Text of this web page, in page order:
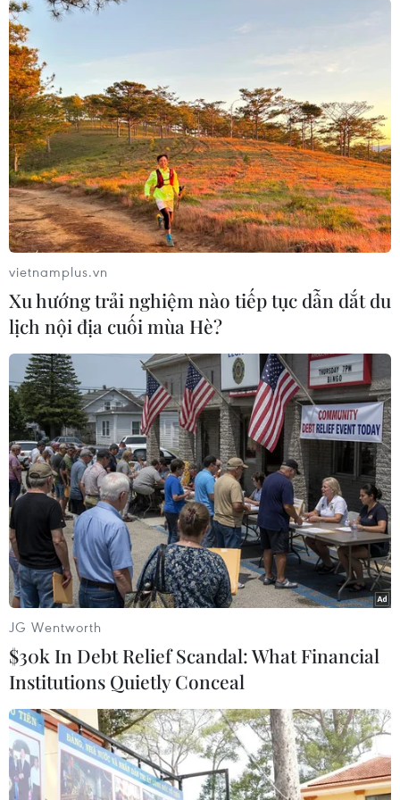
học sinh đang đi học đều phải đeo khẩu trang.
Tuy nhiên, nhà chức trách New Mexico hiện
đang xem xét lại chính sách của mình sau khi
Trung tâm Kiểm soát và Phòng ngừa dịch bệnh
(CDC) của Mỹ đã cập nhật hướng dẫn mới liên
quan đến vấn đề này.
Bất chấp hướng dẫn của CDC về việc sử dụng
khẩu trang nhất quán và đúng cách là đặc biệt
quan trọng ở trong nhà và những nơi đông
người, khi không thể duy trì khoảng cách cần
thiết, các bang Arizona, Georgia, Iowa, South
Carolina, Texas, Utah và Vermont đã ban hành
luật cấm các cơ sở đào tạo yêu cầu đeo khẩu
trang trong trường học.
Trong khi đó, hai bang Illinois và Michigan có
các chính sách trên toàn bang quy định rằng
khẩu trang chỉ được yêu cầu đối với học sinh
chưa tiêm chủng./.
(TTXVN/Vietnam+)
vietnamplus.vn
Xu hướng trải nghiệm nào tiếp tục dẫn dắt du
lịch nội địa cuối mùa Hè?
JG Wentworth
$30k In Debt Relief Scandal: What Financial
Institutions Quietly Conceal